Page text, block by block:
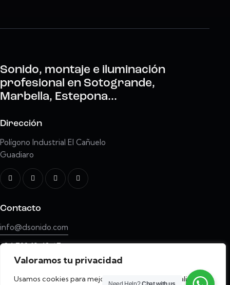
Valoramos tu privacidad
Usamos cookies para mejorar tu experiencia y analizar
Sonido, montaje e iluminación
profesional en Sotogrande,
Marbella, Estepona...
Dirección
Polígono Industrial El Cañuelo
Guadiaro
Contacto
info@dsonido.com
+34 722 19 48 67